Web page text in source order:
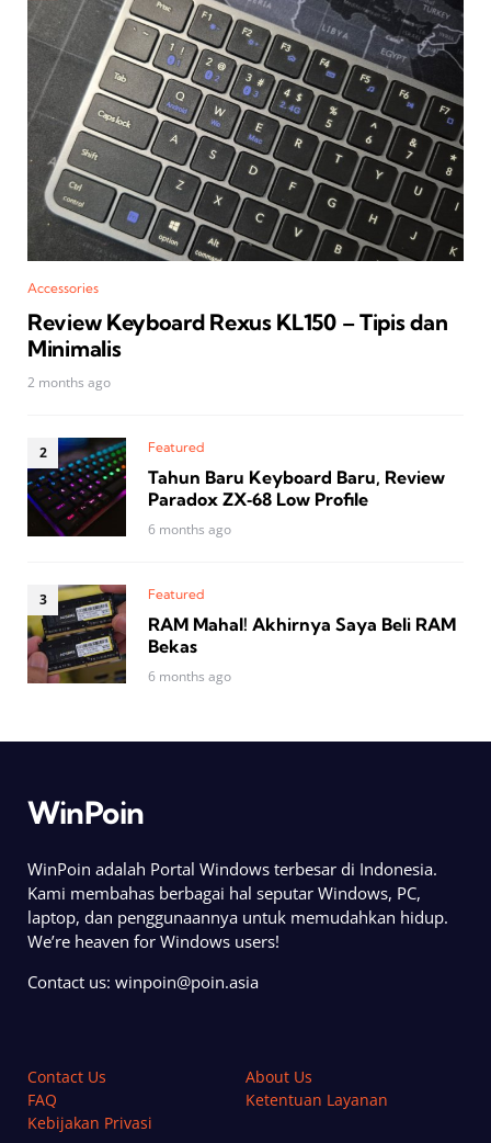
Accessories
Review Keyboard Rexus KL150 – Tipis dan
Minimalis
2 months ago
Featured
Tahun Baru Keyboard Baru, Review
Paradox ZX‑68 Low Profile
6 months ago
Featured
RAM Mahal! Akhirnya Saya Beli RAM
Bekas
6 months ago
WinPoin
WinPoin adalah Portal Windows terbesar di Indonesia.
Kami membahas berbagai hal seputar Windows, PC,
laptop, dan penggunaannya untuk memudahkan hidup.
We’re heaven for Windows users!
Contact us: winpoin@poin.asia
Contact Us
About Us
FAQ
Ketentuan Layanan
Kebijakan Privasi